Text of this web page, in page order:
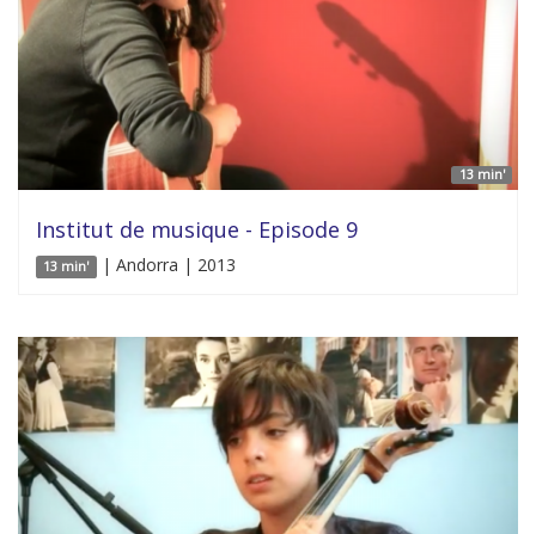
13 min'
Institut de musique - Episode 9
13 min' | Andorra | 2013